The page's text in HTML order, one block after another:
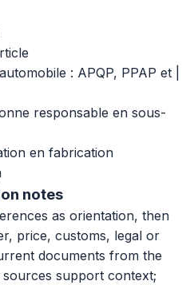
: APQP, PPAP et |
responsable en sous-
en fabrication
notes
as orientation, then
price, customs, legal or
documents from the
support context;